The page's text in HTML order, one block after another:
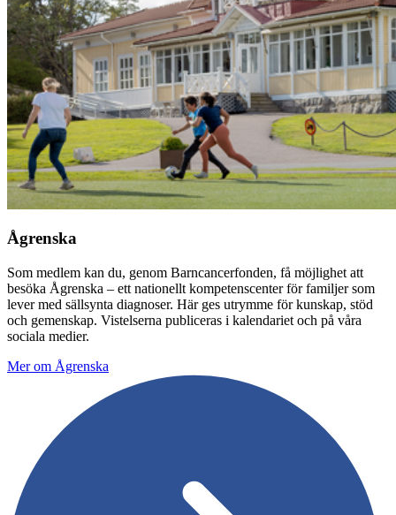
Ågrenska
Som medlem kan du, genom Barncancerfonden, få möjlighet att
besöka Ågrenska – ett nationellt kompetenscenter för familjer som
lever med sällsynta diagnoser. Här ges utrymme för kunskap, stöd
och gemenskap. Vistelserna publiceras i kalendariet och på våra
sociala medier.
Mer om Ågrenska